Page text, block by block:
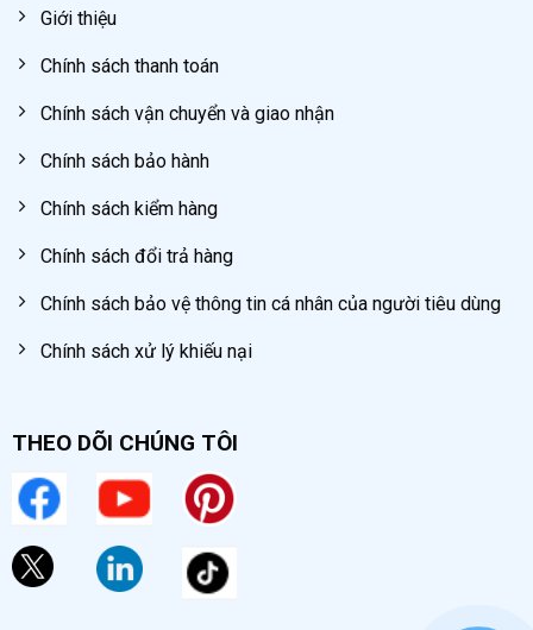
Giới thiệu
Chính sách thanh toán
Chính sách vận chuyển và giao nhận
Chính sách bảo hành
Chính sách kiểm hàng
Chính sách đổi trả hàng
Chính sách bảo vệ thông tin cá nhân của người tiêu dùng
Chính sách xử lý khiếu nại
THEO DÕI CHÚNG TÔI